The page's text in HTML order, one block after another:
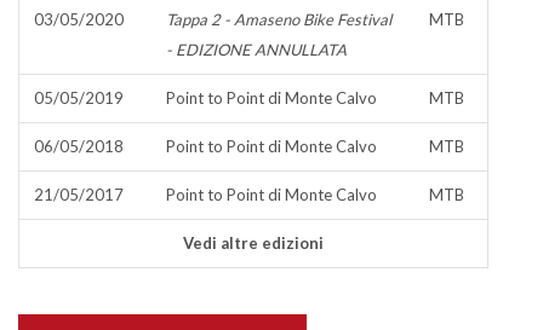
03/05/2020
Tappa 2 - Amaseno Bike Festival
- EDIZIONE ANNULLATA
MTB
05/05/2019 Point to Point di Monte Calvo MTB
06/05/2018 Point to Point di Monte Calvo MTB
21/05/2017 Point to Point di Monte Calvo MTB
Vedi altre edizioni